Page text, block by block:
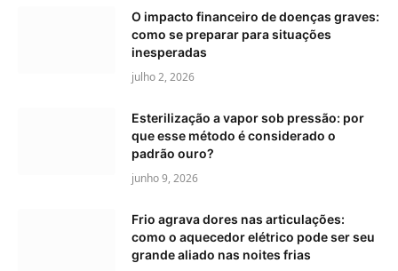
O impacto financeiro de doenças graves:
como se preparar para situações
inesperadas
julho 2, 2026
Esterilização a vapor sob pressão: por
que esse método é considerado o
padrão ouro?
junho 9, 2026
Frio agrava dores nas articulações:
como o aquecedor elétrico pode ser seu
grande aliado nas noites frias